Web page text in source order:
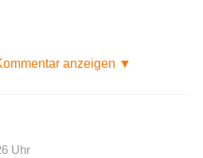
anzeigen ▼
Uhr